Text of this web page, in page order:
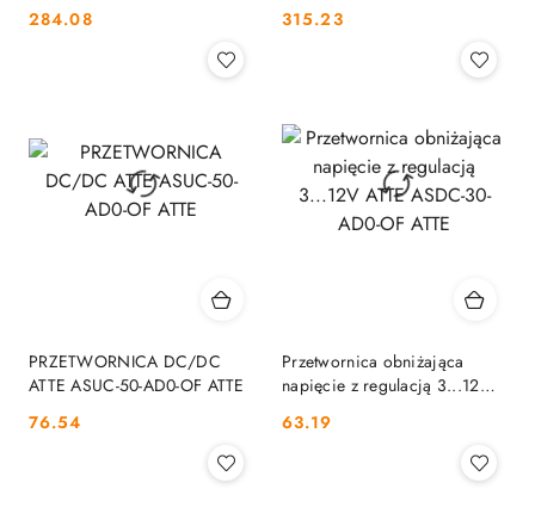
Cena:
284.08 Cena:
315.23
PRZETWORNICA DC/DC
ATTE ASUC-50-AD0-OF ATTE
Cena:
76.54
Przetwornica obniżająca
napięcie z regulacją 3...12V
Cena:
63.19